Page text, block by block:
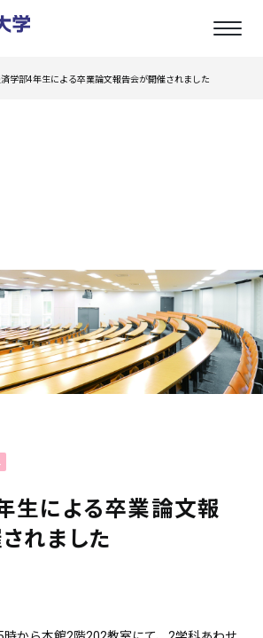
学部4年生による卒業論文報告会が開催されました
生による卒業論文報
れました